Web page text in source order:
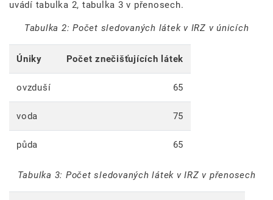
uvádí tabulka 2, tabulka 3 v přenosech.
Tabulka 2: Počet sledovaných látek v IRZ v únicích
Úniky Počet znečišťujících látek
ovzduší 65
voda 75
půda 65
Tabulka 3: Počet sledovaných látek v IRZ v přenosech